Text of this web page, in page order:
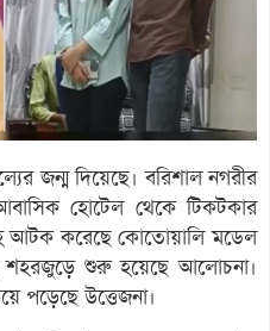
জন্ম দিয়েছে। বরিশাল নগরীর
হোটেল থেকে টিকটকার
আটক করেছে কোতোয়ালি মডেল
শহরজুড়ে শুরু হয়েছে আলোচনা।
পড়েছে উত্তেজনা।